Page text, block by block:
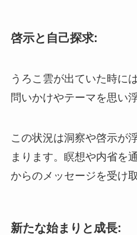
啓示と自己探求:
うろこ雲が出ていた時に
問いかけやテーマを思い
この状況は洞察や啓示が
まります。瞑想や内省を
からのメッセージを受け
新たな始まりと成長: